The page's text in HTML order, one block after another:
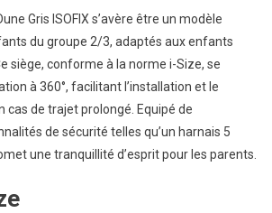
Gris ISOFIX s’avère être un modèle
du groupe 2/3, adaptés aux enfants
siège, conforme à la norme i-Size, se
à 360°, facilitant l’installation et le
cas de trajet prolongé. Equipé de
de sécurité telles qu’un harnais 5
une tranquillité d’esprit pour les parents.